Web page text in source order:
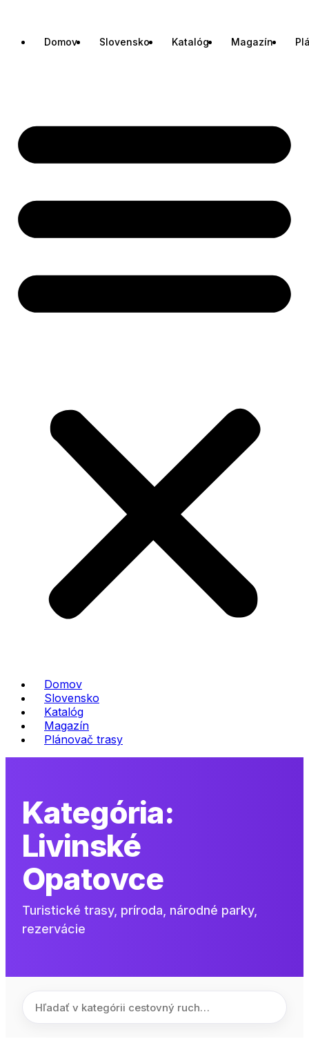
Domov Slovensko Katalóg Magazín
Domov
Slovensko
Katalóg
Magazín
Plánovač trasy
Kategória:
Livinské
Opatovce
Turistické trasy, príroda, národné parky,
rezervácie